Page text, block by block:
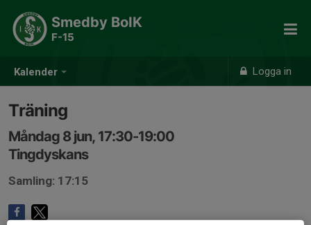
Kalender Logga in
Smedby BoIK
F-15
Träning
Måndag 8 jun, 17:30-19:00
Tingdyskans
Samling: 17:15